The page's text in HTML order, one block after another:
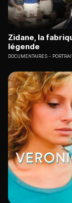
Zidane, la
légende
DOCUMENTAIRES